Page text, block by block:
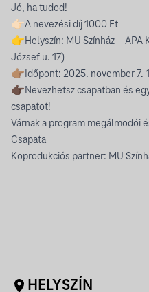
Jó, ha tudod!
👉🏻A nevezési díj 1000 Ft
👉Helyszín: MU Színház – APA
József u. 17)
👉🏽Időpont: 2025. november 7.
👉🏿Nevezhetsz csapatban és
csapatot!
Várnak a program megálmodói
Csapata
Koprodukciós partner: MU
HELYSZÍN